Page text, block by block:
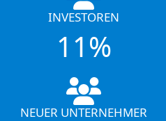
INVESTOREN
11%
NEUER UNTERNEHMER